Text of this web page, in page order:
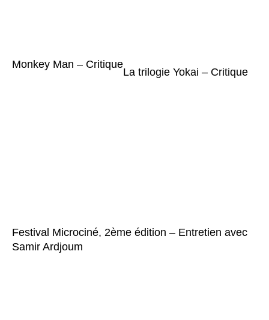
Monkey Man – Critique
La trilogie Yokai – Critique
Festival Microciné, 2ème édition – Entretien avec
Samir Ardjoum